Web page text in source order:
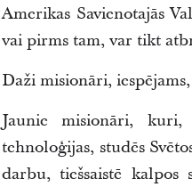
Amerikas Savienotajās
vai pirms tam, var tikt
Daži misionāri,
Jaunie misionāri,
tehnoloģijas, studēs
darbu, tiešsaistē